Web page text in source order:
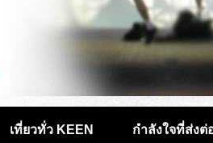
เที่ยวทั่ว KEEN กำลังใจที่ส่งต่